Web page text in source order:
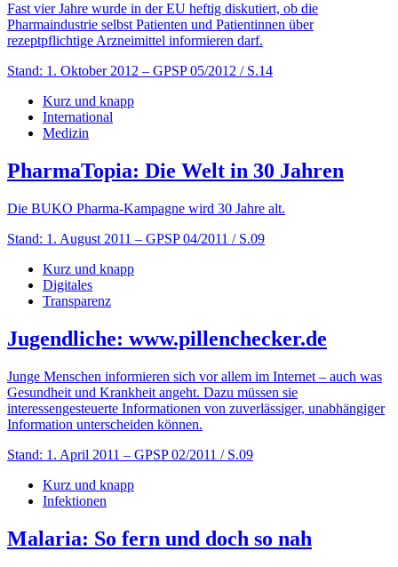
Fast vier Jahre wurde in der EU heftig diskutiert, ob die
Pharmaindustrie selbst Patienten und Patientinnen über
rezeptpflichtige Arzneimittel informieren darf.
Stand: 1. Oktober 2012 – GPSP 05/2012 / S.14
Kurz und knapp
International
Medizin
PharmaTopia: Die Welt in 30 Jahren
Die BUKO Pharma-Kampagne wird 30 Jahre alt.
Stand: 1. August 2011 – GPSP 04/2011 / S.09
Kurz und knapp
Digitales
Transparenz
Jugendliche: www.pillenchecker.de
Junge Menschen informieren sich vor allem im Internet – auch was
Gesundheit und Krankheit angeht. Dazu müssen sie
interessengesteuerte Informationen von zuverlässiger, unabhängiger
Information unterscheiden können.
Stand: 1. April 2011 – GPSP 02/2011 / S.09
Kurz und knapp
Infektionen
Malaria: So fern und doch so nah